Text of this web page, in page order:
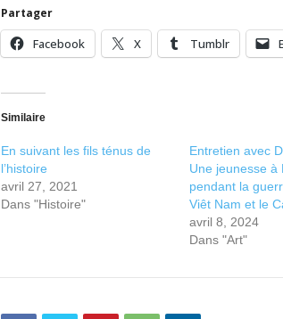
Partager
Facebook X Tumblr
Similaire
En suivant les fils ténus de
l’histoire
avril 27, 2021
Dans "Histoire"
Entretien avec
Une jeunesse à
pendant la
Viêt Nam et le
avril 8, 2024
Dans "Art"